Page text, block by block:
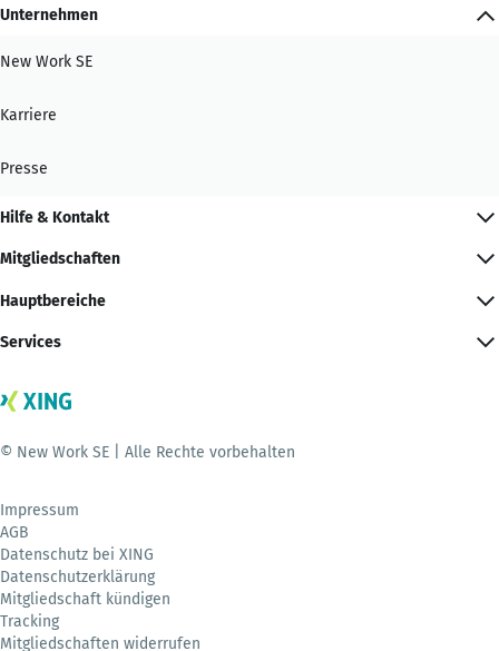
Unternehmen
New Work SE
Karriere
Presse
Hilfe & Kontakt
Mitgliedschaften
Hauptbereiche
Services
© New Work SE | Alle Rechte vorbehalten
Impressum
AGB
Datenschutz bei XING
Datenschutzerklärung
Mitgliedschaft kündigen
Tracking
Mitgliedschaften widerrufen